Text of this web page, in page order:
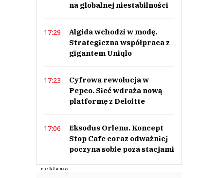
na globalnej niestabilności
17:29
Algida wchodzi w modę.
Strategiczna współpraca z
gigantem Uniqlo
17:23
Cyfrowa rewolucja w
Pepco. Sieć wdraża nową
platformę z Deloitte
17:06
Eksodus Orlenu. Koncept
Stop Cafe coraz odważniej
poczyna sobie poza stacjami